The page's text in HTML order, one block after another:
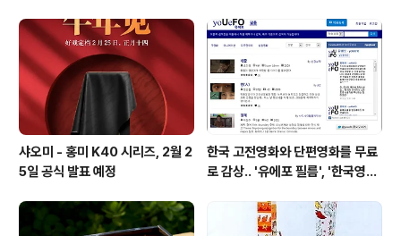
샤오미 - 홍미 K40 시리즈, 2월 2
5일 공식 발표 예정
한국 고전영화와 단편영화를 무료
로 감상.. '유에포 필름', '한국영상